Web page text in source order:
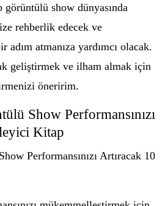
show dünyasında
rehberlik edecek ve
atmanıza yardımcı olacak.
geliştirmek ve ilham almak için
öneririm.
Show Performansınızı
Kitap
Performansınızı Artıracak 10